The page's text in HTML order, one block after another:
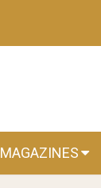
MAGAZINES